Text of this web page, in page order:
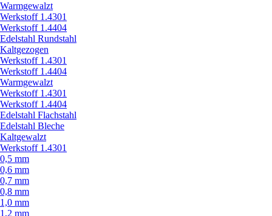
Warmgewalzt
Werkstoff 1.4301
Werkstoff 1.4404
Edelstahl Rundstahl
Kaltgezogen
Werkstoff 1.4301
Werkstoff 1.4404
Warmgewalzt
Werkstoff 1.4301
Werkstoff 1.4404
Edelstahl Flachstahl
Edelstahl Bleche
Kaltgewalzt
Werkstoff 1.4301
0,5 mm
0,6 mm
0,7 mm
0,8 mm
1,0 mm
1,2 mm